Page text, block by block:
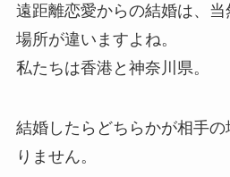
遠距離恋愛からの結婚は、
場所が違いますよね。
私たちは香港と神奈川県。
結婚したらどちらかが相手
りません。